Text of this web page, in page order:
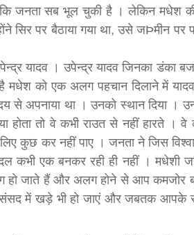
जनता सब भूल चुकी है । लेकिन मधेश
सिर पर बैठाया गया था, उसे जÞमीन पर
यादव । उपेन्द्र यादव जिनका डंका
मधेश को एक अलग पहचान दिलाने में
से अपनाया था । उनको स्थान दिया ।
तो वे कभी राउत से नहीं हारते । वे
कुछ कर नहीं पाए । जनता ने जिस
कभी एक बनकर रही ही नहीं । मधेशी
हो जाते हैं और अलग होने से आप कमजोर
में खड़े भी हो जाएं और जबतक आपके